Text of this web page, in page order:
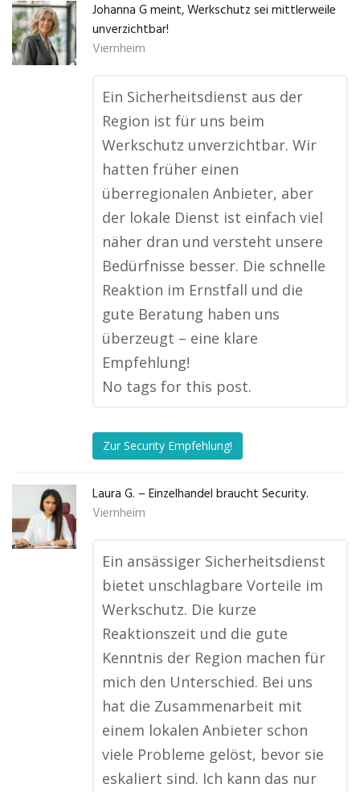
Johanna G meint, Werkschutz sei mittlerweile
unverzichtbar!
Viernheim
Ein Sicherheitsdienst aus der
Region ist für uns beim
Werkschutz unverzichtbar. Wir
hatten früher einen
überregionalen Anbieter, aber
der lokale Dienst ist einfach viel
näher dran und versteht unsere
Bedürfnisse besser. Die schnelle
Reaktion im Ernstfall und die
gute Beratung haben uns
überzeugt – eine klare
Empfehlung!
No tags for this post.
Zur Security Empfehlung!
Laura G. – Einzelhandel braucht Security.
Viernheim
Ein ansässiger Sicherheitsdienst
bietet unschlagbare Vorteile im
Werkschutz. Die kurze
Reaktionszeit und die gute
Kenntnis der Region machen für
mich den Unterschied. Bei uns
hat die Zusammenarbeit mit
einem lokalen Anbieter schon
viele Probleme gelöst, bevor sie
eskaliert sind. Ich kann das nur